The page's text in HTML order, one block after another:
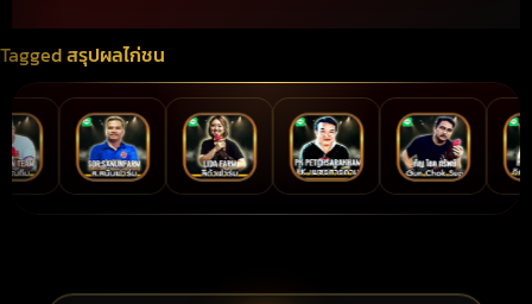
Taggedสรุปผลไก่ชน